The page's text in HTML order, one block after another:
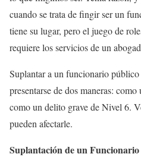
cuando se trata de fingir ser un
tiene su lugar, pero el juego de
requiere los servicios de un
Suplantar a un funcionario
presentarse de dos maneras:
como un delito grave de Nivel 6.
pueden afectarle.
Suplantación de un